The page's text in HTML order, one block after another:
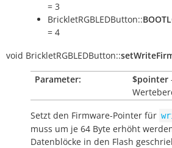
= 3
BrickletRGBLEDButton::
= 4
void BrickletRGBLEDButton::
Parameter: $pointer
Setzt den Firmware-Pointer für
muss um je 64 Byte erhöht
Datenblöcke in den Flash